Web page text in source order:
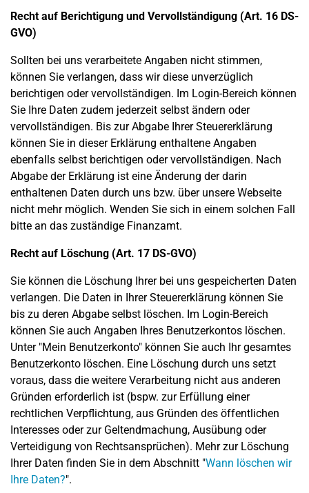
Recht auf Berichtigung und Vervollständigung (Art. 16 DS-
GVO)
Sollten bei uns verarbeitete Angaben nicht stimmen,
können Sie verlangen, dass wir diese unverzüglich
berichtigen oder vervollständigen. Im Login-Bereich können
Sie Ihre Daten zudem jederzeit selbst ändern oder
vervollständigen. Bis zur Abgabe Ihrer Steuererklärung
können Sie in dieser Erklärung enthaltene Angaben
ebenfalls selbst berichtigen oder vervollständigen. Nach
Abgabe der Erklärung ist eine Änderung der darin
enthaltenen Daten durch uns bzw. über unsere Webseite
nicht mehr möglich. Wenden Sie sich in einem solchen Fall
bitte an das zuständige Finanzamt.
Recht auf Löschung (Art. 17 DS-GVO)
Sie können die Löschung Ihrer bei uns gespeicherten Daten
verlangen. Die Daten in Ihrer Steuererklärung können Sie
bis zu deren Abgabe selbst löschen. Im Login-Bereich
können Sie auch Angaben Ihres Benutzerkontos löschen.
Unter "Mein Benutzerkonto" können Sie auch Ihr gesamtes
Benutzerkonto löschen. Eine Löschung durch uns setzt
voraus, dass die weitere Verarbeitung nicht aus anderen
Gründen erforderlich ist (bspw. zur Erfüllung einer
rechtlichen Verpflichtung, aus Gründen des öffentlichen
Interesses oder zur Geltendmachung, Ausübung oder
Verteidigung von Rechtsansprüchen). Mehr zur Löschung
Ihrer Daten finden Sie in dem Abschnitt "Wann löschen wir
Ihre Daten?".